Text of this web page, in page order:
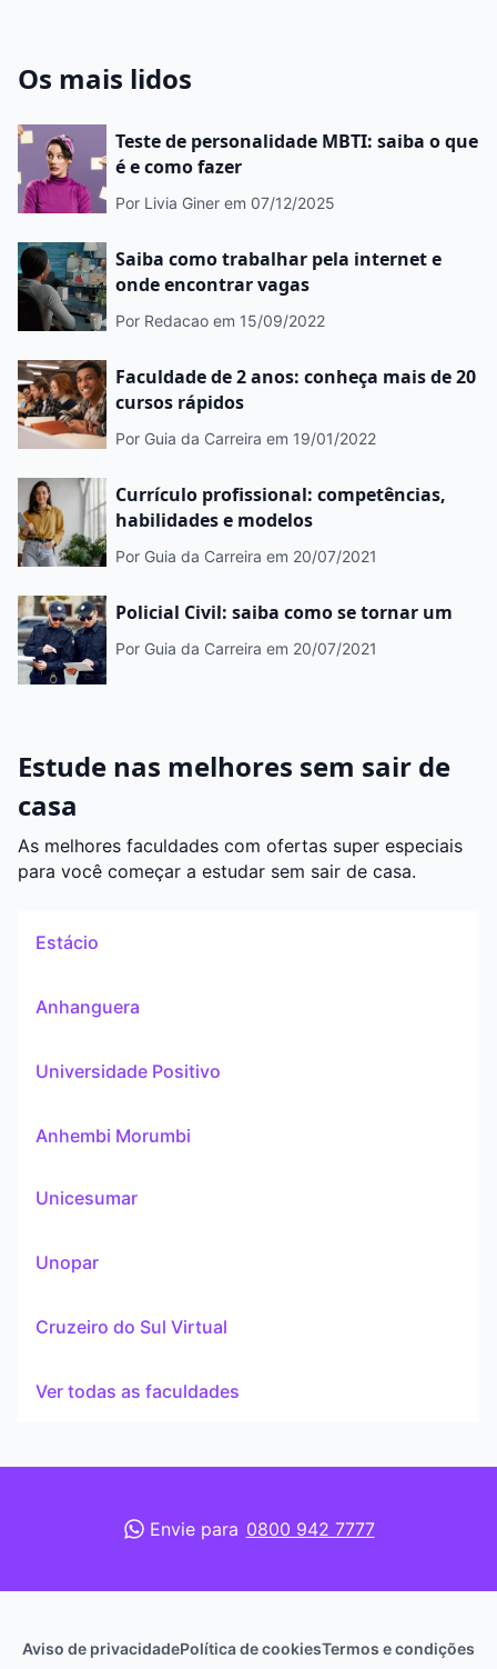
Os mais lidos
Teste de personalidade MBTI: saiba o que
é e como fazer
Por Livia Giner em 07/12/2025
Saiba como trabalhar pela internet e
onde encontrar vagas
Por Redacao em 15/09/2022
Faculdade de 2 anos: conheça mais de 20
cursos rápidos
Por Guia da Carreira em 19/01/2022
Currículo profissional: competências,
habilidades e modelos
Por Guia da Carreira em 20/07/2021
Policial Civil: saiba como se tornar um
Por Guia da Carreira em 20/07/2021
Estude nas melhores sem sair de
casa
As melhores faculdades com ofertas super especiais
para você começar a estudar sem sair de casa.
Estácio
Anhanguera
Universidade Positivo
Anhembi Morumbi
Unicesumar
Unopar
Cruzeiro do Sul Virtual
Ver todas as faculdades
Envie para 0800 942 7777
Aviso de privacidadePolítica de cookiesTermos e condições